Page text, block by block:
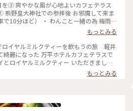
③ 爽やかな風が心地よいカフェテラス
熊野皇大神社での参拝後 お邪魔して来ま
で10分ほど） ・ わんこと一緒の為 梅雨晴
軽井沢の爽やかな風を感じながら レモ
タルト おいしいティータイムに♡ ・ #軽
フェテラス#万平ホテルカフェテラス
もっとみる
ロイヤルミルクティーを飲もうの旅 軽井
綺麗になった 万平ホテルカフェテラスで
とロイヤルミルクティー いただきました
伝といわれる ロイヤルミルクティーは
がありながらもスッキリと 紅茶葉の香り
土産に 買いました 綺麗！可愛い！そし
もっとみる